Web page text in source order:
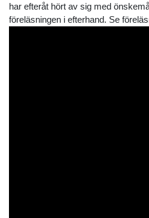
har efteråt hört av sig med
föreläsningen i efterhand. Se